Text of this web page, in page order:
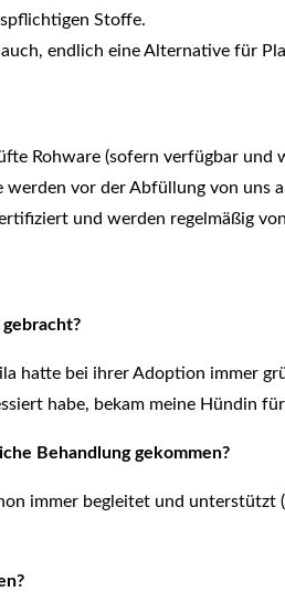
Stoffe.
endlich eine Alternative für
Rohware (sofern verfügbar
werden vor der Abfüllung von uns
und werden regelmäßig
hatte bei ihrer Adoption immer
habe, bekam meine Hündin
Behandlung gekommen?
immer begleitet und unterstützt